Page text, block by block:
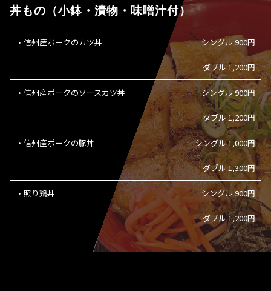
丼もの（小鉢・漬物・味噌汁付）
・信州産ポークのカツ丼 シングル 900円
ダブル 1,200円
・信州産ポークのソースカツ丼 シングル 900円
ダブル 1,200円
・信州産ポークの豚丼 シングル 1,000円
ダブル 1,300円
・照り鶏丼 シングル 900円
ダブル 1,200円